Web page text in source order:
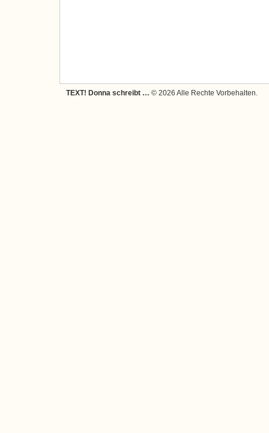
TEXT! Donna schreibt … © 2026 Alle Rechte Vorbehalten.